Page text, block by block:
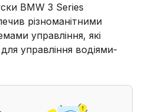
BMW 3 Series
різноманітними
управління, які
управління водіями-